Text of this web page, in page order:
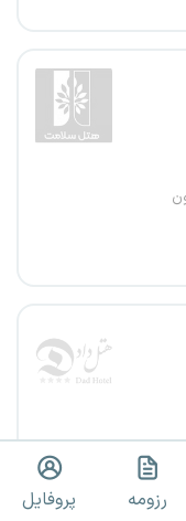
رزومه پروفایل